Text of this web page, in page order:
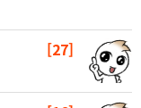
[27]